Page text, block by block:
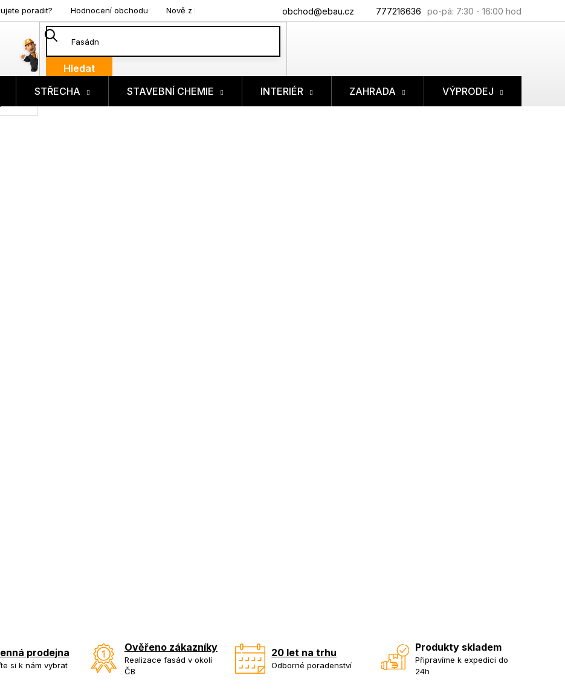
777216636
obchod@ebau.cz
poradit? Hodnocení obchodu Nově z blogu
Hledat
STŘECHA STAVEBNÍ CHEMIE INTERIÉR ZAHRADA VÝPRODEJ
prodejna
si k nám vybrat
Ověřeno zákazníky
Realizace fasád v okolí
ČB
20 let na trhu
Odborné poradenství
Produkty skladem
Připravíme k expedici do
24h